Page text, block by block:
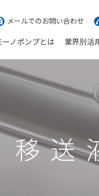
メールでのお問い合わせ
ーノポンプとは 業界別活
移送